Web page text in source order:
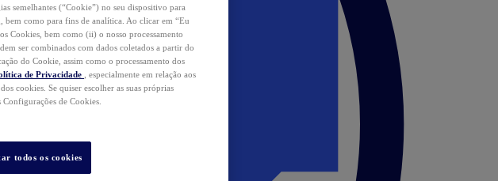
semelhantes (“Cookie”) no seu dispositivo para
bem como para fins de analítica. Ao clicar em “Eu
Cookies, bem como (ii) o nosso processamento
ser combinados com dados coletados a partir do
do Cookie, assim como o processamento dos
de Privacidade
, especialmente em relação aos
cookies. Se quiser escolher as suas próprias
de Cookies.
todos os cookies